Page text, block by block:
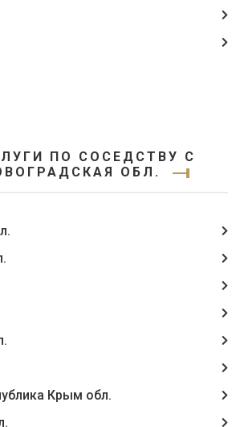
ПО СОСЕДСТВУ С
ОБЛ.
Крым обл.